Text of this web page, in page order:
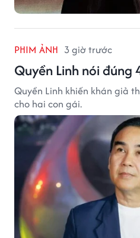
PHIM ẢNH 3 giờ trước
Quyền Linh nói đúng
Quyền Linh khiến khán giả
cho hai con gái.